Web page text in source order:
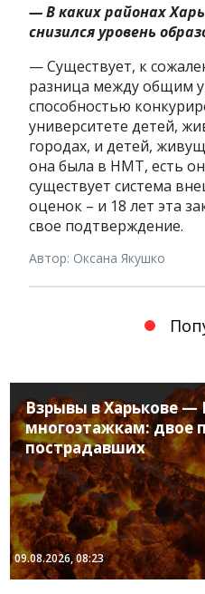
— В каких районах
снизился уровень
— Существует, к
разница между общим
способностью
университете детей,
городах, и детей,
она была в НМТ, есть
существует система
оценок – и 18 лет эта
свое подтверждение.
Автор: Оксана Якушко
Взрывы в Харькове —
многоэтажкам: двое
пострадавших
09.08.2026, 08:23